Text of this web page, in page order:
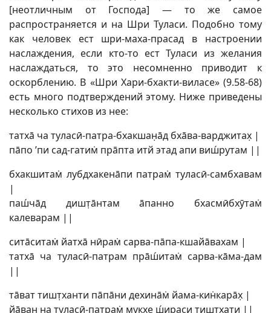
[неотличным от Господа] — то же самое
распространяется и на Шри Туласи. Подобно тому
как человек ест шри-маха-прасад в настроении
наслаждения, если кто-то ест Туласи из желания
наслаждаться, то это несомненно приводит к
оскорблению. В «Шри Хари-бхакти-виласе» (9.58-68)
есть много подтверждений этому. Ниже приведены
несколько стихов из нее:
татхā ча туласӣ-патра-бхакшан̣āд бхāва-варджитах̣ |
пāпо ’пи сад-гатим̇ прāпта итй этад апи виш́рутам ||
бхакшитам̇ лубдхакенāпи патрам̇ туласӣ-самбхавам
|
паш́чāд дишт̣āнтам āпанно бхасмӣбхӯтам̇
калеварам ||
ситāситам̇ йатхā нӣрам̇ сарва-пāпа-кшайāвахам |
татхā ча туласӣ-патрам прāш́итам̇ сарва-кāма-дам
||
тāват тишт̣ханти пāпāни дехинāм̇ йама-кин̇карāх̣ |
йāван на туласӣ-патрам̇ мукхе ш́ираси тишт̣хати ||